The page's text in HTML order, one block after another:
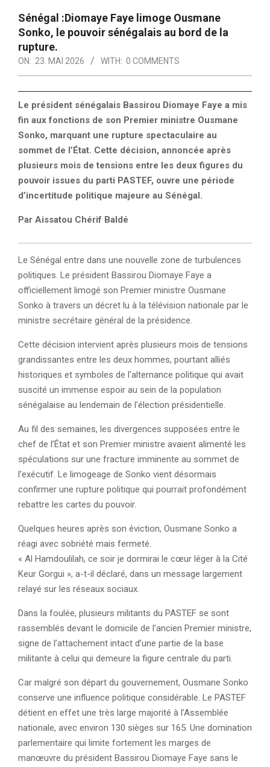
Sénégal :Diomaye Faye limoge Ousmane
Sonko, le pouvoir sénégalais au bord de la
rupture.
ON: 23. MAI 2026 WITH: 0 COMMENTS
Le président sénégalais Bassirou Diomaye Faye a mis
fin aux fonctions de son Premier ministre Ousmane
Sonko, marquant une rupture spectaculaire au
sommet de l’État. Cette décision, annoncée après
plusieurs mois de tensions entre les deux figures du
pouvoir issues du parti PASTEF, ouvre une période
d’incertitude politique majeure au Sénégal.
Par Aissatou Chérif Baldé
Le Sénégal entre dans une nouvelle zone de turbulences
politiques. Le président Bassirou Diomaye Faye a
officiellement limogé son Premier ministre Ousmane
Sonko à travers un décret lu à la télévision nationale par le
ministre secrétaire général de la présidence.
Cette décision intervient après plusieurs mois de tensions
grandissantes entre les deux hommes, pourtant alliés
historiques et symboles de l’alternance politique qui avait
suscité un immense espoir au sein de la population
sénégalaise au lendemain de l’élection présidentielle.
Au fil des semaines, les divergences supposées entre le
chef de l’État et son Premier ministre avaient alimenté les
spéculations sur une fracture imminente au sommet de
l’exécutif. Le limogeage de Sonko vient désormais
confirmer une rupture politique qui pourrait profondément
rebattre les cartes du pouvoir.
Quelques heures après son éviction, Ousmane Sonko a
réagi avec sobriété mais fermeté.
« Al Hamdoulilah, ce soir je dormirai le cœur léger à la Cité
Keur Gorgui », a-t-il déclaré, dans un message largement
relayé sur les réseaux sociaux.
Dans la foulée, plusieurs militants du PASTEF se sont
rassemblés devant le domicile de l’ancien Premier ministre,
signe de l’attachement intact d’une partie de la base
militante à celui qui demeure la figure centrale du parti.
Car malgré son départ du gouvernement, Ousmane Sonko
conserve une influence politique considérable. Le PASTEF
détient en effet une très large majorité à l’Assemblée
nationale, avec environ 130 sièges sur 165. Une domination
parlementaire qui limite fortement les marges de
manœuvre du président Bassirou Diomaye Faye sans le